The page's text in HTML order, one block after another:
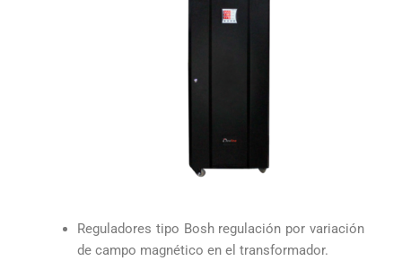
Reguladores tipo Bosh regulación por variación
de campo magnético en el transformador.